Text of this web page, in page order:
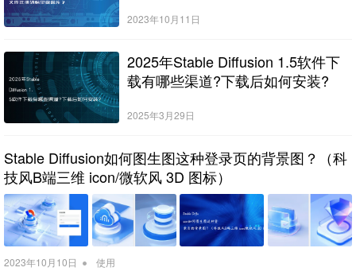
2023年10月11日
2025年Stable Diffusion 1.5软件下
载有哪些渠道?下载后如何安装?
2025年3月29日
Stable Diffusion如何图生图这种登录页的背景图？（科
技风B端三维 icon/微软风 3D 图标）
2023年10月10日 • 使用